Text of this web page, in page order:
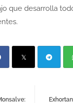
que desarrolla